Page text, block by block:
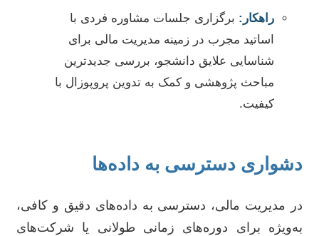
راهکار: برگزاری جلسات مشاوره فردی با
اساتید مجرب در زمینه مدیریت مالی برای
شناسایی علایق دانشجو، بررسی جدیدترین
مباحث پژوهشی و کمک به تدوین پروپوزال با
کیفیت.
دشواری دسترسی به داده‌ها
در مدیریت مالی، دسترسی به داده‌های دقیق و کافی،
به‌ویژه برای دوره‌های زمانی طولانی یا شرکت‌های